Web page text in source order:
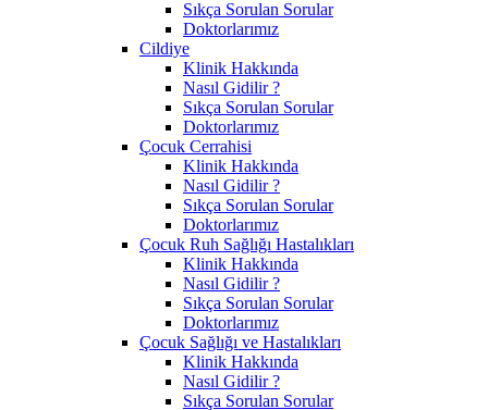
Sıkça Sorulan Sorular
Doktorlarımız
Cildiye
Klinik Hakkında
Nasıl Gidilir ?
Sıkça Sorulan Sorular
Doktorlarımız
Çocuk Cerrahisi
Klinik Hakkında
Nasıl Gidilir ?
Sıkça Sorulan Sorular
Doktorlarımız
Çocuk Ruh Sağlığı Hastalıkları
Klinik Hakkında
Nasıl Gidilir ?
Sıkça Sorulan Sorular
Doktorlarımız
Çocuk Sağlığı ve Hastalıkları
Klinik Hakkında
Nasıl Gidilir ?
Sıkça Sorulan Sorular